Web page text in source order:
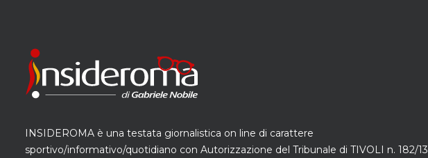
INSIDEROMA è una testata giornalistica on line di carattere
sportivo/informativo/quotidiano con Autorizzazione del Tribunale di TIVOLI n. 182/13